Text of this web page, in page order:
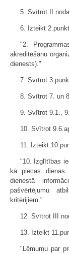
5. Svītrot II
6. Izteikt
"2.
akreditēšanu
dienests)."
7. Svītrot
8. Svītrot 7. un
9. Svītrot 9.1.,
10. Svītrot
11. Izteikt
"10. Izglītības
kā piecas dienas
dienestā
pašvērtējumu
kritērijiem."
12. Svītrot III
13. Izteikt
"Lēmumu par